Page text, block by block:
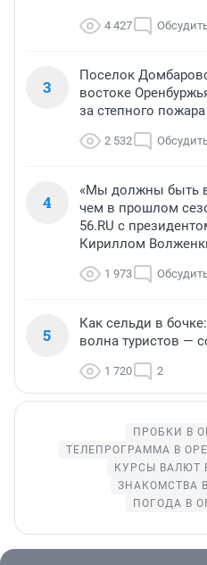
4 427
3
Поселок
востоке
за степного пожара
2 532
4
«Мы должны быть
чем в прошлом
56.RU с
Кириллом
1 973
5
Как сельди в
волна туристов —
1 720 2
ПРОБКИ В
ТЕЛЕПРОГРАММА В
КУРСЫ ВАЛЮТ
ЗНАКОМСТВА
ПОГОДА В